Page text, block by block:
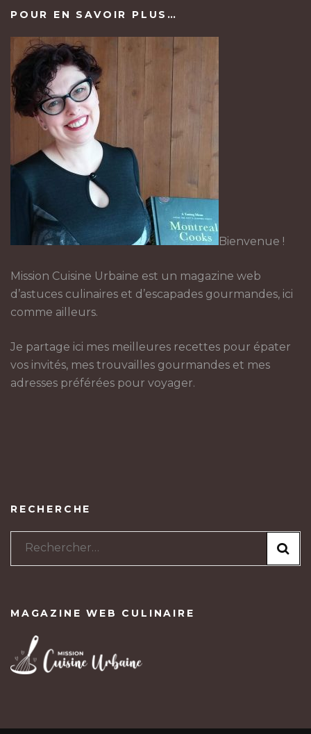
POUR EN SAVOIR PLUS…
Bienvenue !
Mission Cuisine Urbaine est un magazine web
d’astuces culinaires et d’escapades gourmandes, ici
comme ailleurs.
Je partage ici mes meilleures recettes pour épater
vos invités, mes trouvailles gourmandes et mes
adresses préférées pour voyager.
RECHERCHE
Rechercher :
MAGAZINE WEB CULINAIRE